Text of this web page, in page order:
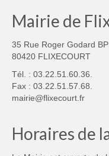
Mairie de
35 Rue Roger Godard
80420 FLIXECOURT
Tél. : 03.22.51.60.36.
Fax : 03.22.51.57.68.
mairie@flixecourt.fr
Horaires de